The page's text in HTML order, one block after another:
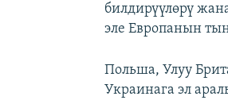
билдирүүлөрү
эле Европанын
Польша, Улуу
Украинага эл